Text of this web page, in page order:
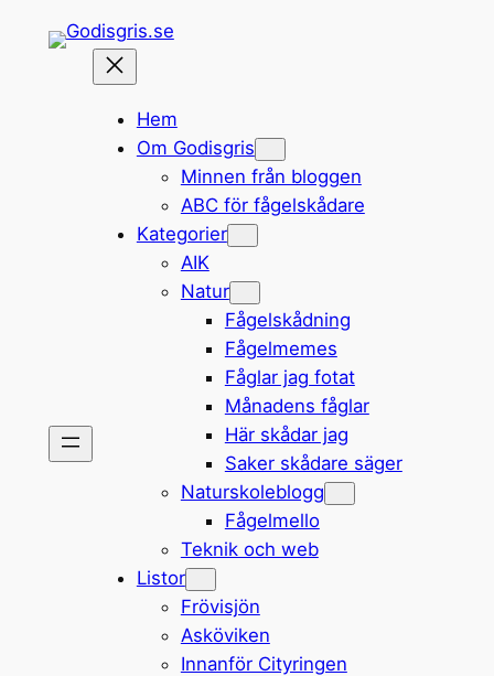
Hem
Om Godisgris
Minnen från bloggen
ABC för fågelskådare
Kategorier
AIK
Natur
Fågelskådning
Fågelmemes
Fåglar jag fotat
Månadens fåglar
Här skådar jag
Saker skådare säger
Naturskoleblogg
Fågelmello
Teknik och web
Listor
Frövisjön
Asköviken
Innanför Cityringen